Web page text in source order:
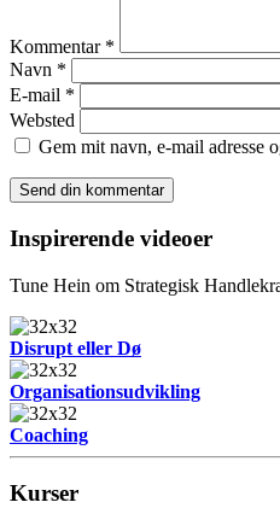
Kommentar *
Navn *
E-mail *
Websted
Gem mit navn, e-mail adresse
Inspirerende videoer
Tune Hein om Strategisk
Disrupt eller Dø
Organisationsudvikling
Coaching
Kurser